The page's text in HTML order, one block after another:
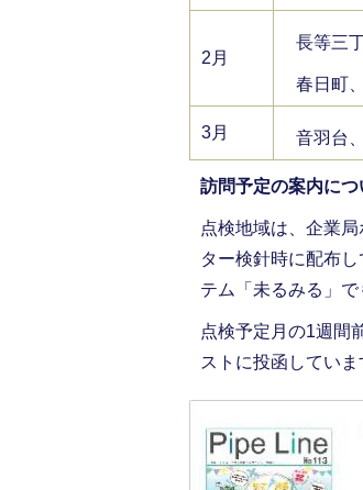
2月
長等三
春日町
3月 音羽台
訪問予定の案内につ
点検地域は、企業
ター検針時に配布
テム「未るみる」で
点検予定月の1週間
ストに投函していま